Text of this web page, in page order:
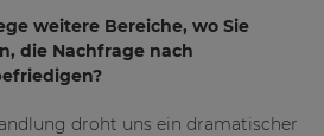
weitere Bereiche, wo Sie
die Nachfrage nach
droht uns ein dramatischer